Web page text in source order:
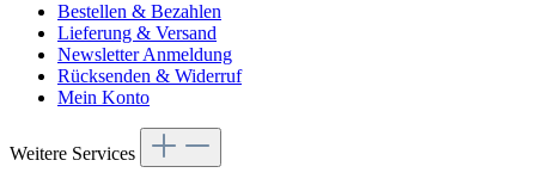
Bestellen & Bezahlen
Lieferung & Versand
Newsletter Anmeldung
Rücksenden & Widerruf
Mein Konto
Weitere Services